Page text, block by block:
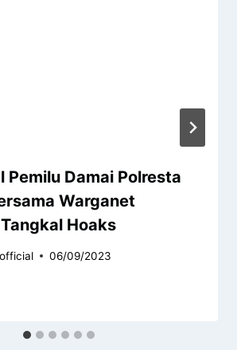
Pemilu Damai Polresta
Warganet
Hoaks
06/09/2023